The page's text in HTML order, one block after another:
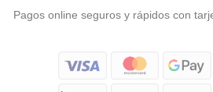
Pagos online seguros y rápidos con